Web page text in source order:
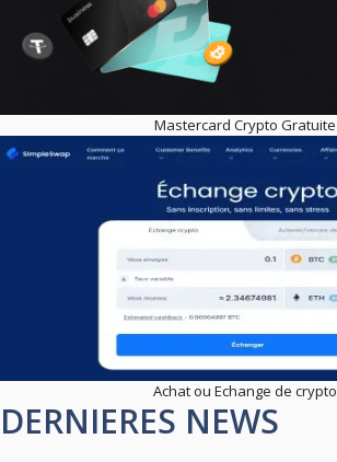
Mastercard Crypto Gratuite
Achat ou Echange de crypto
DERNIERES NEWS